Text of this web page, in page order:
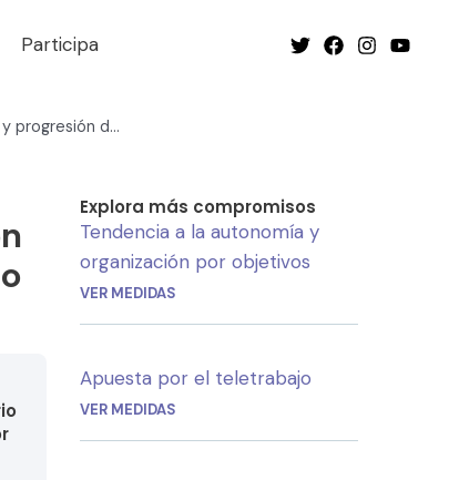
Participa
Fomento de la continuidad y progresión de las personas en su puesto de trabajo
Explora más compromisos
Tendencia a la autonomía y
organización por objetivos
VER MEDIDAS
Apuesta por el teletrabajo
VER MEDIDAS